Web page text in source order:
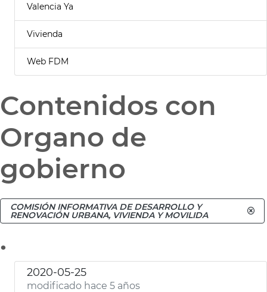
Valencia Ya
Vivienda
Web FDM
Contenidos con
Organo de
gobierno
COMISIÓN INFORMATIVA DE DESARROLLO Y
RENOVACIÓN URBANA, VIVIENDA Y MOVILIDA
.
2020-05-25
modificado hace 5 años